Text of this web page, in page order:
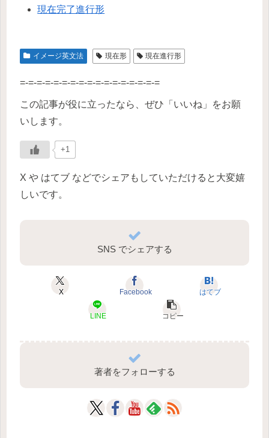
現在完了進行形
イメージ英文法 現在形 現在進行形
=-=-=-=-=-=-=-=-=-=-=-=-=-=-=-=-=
この記事が役に立ったなら、ぜひ「いいね」をお願
いします。
+1
X や はてブ などでシェアもしていただけると大変嬉
しいです。
SNS でシェアする
X Facebook はてブ
LINE コピー
著者をフォローする